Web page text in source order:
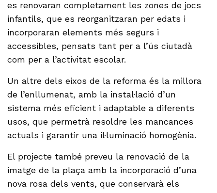
es renovaran completament les zones de jocs
infantils, que es reorganitzaran per edats i
incorporaran elements més segurs i
accessibles, pensats tant per a l’ús ciutadà
com per a l’activitat escolar.
Un altre dels eixos de la reforma és la millora
de l’enllumenat, amb la instal·lació d’un
sistema més eficient i adaptable a diferents
usos, que permetrà resoldre les mancances
actuals i garantir una il·luminació homogènia.
El projecte també preveu la renovació de la
imatge de la plaça amb la incorporació d’una
nova rosa dels vents, que conservarà els